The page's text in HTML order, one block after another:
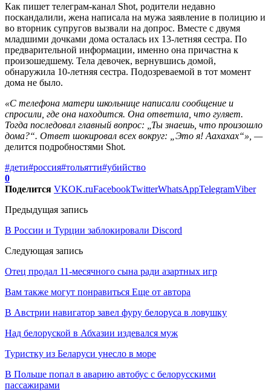
Как пишет телеграм-канал Shot, родители недавно
поскандалили, жена написала на мужа заявление в полицию и
во вторник супругов вызвали на допрос. Вместе с двумя
младшими дочками дома осталась их 13-летняя сестра. По
предварительной информации, именно она причастна к
произошедшему. Тела девочек, вернувшись домой,
обнаружила 10-летняя сестра. Подозреваемой в тот момент
дома не было.
«С телефона матери школьнице написали сообщение и
спросили, где она находится. Она ответила, что гуляет.
Тогда последовал главный вопрос: „Ты знаешь, что произошло
дома?“. Ответ шокировал всех вокруг: „Это я! Аахахах“», —
делится подробностями Shot.
#дети#россия#тольятти#убийство
0
Поделится VKOK.ruFacebookTwitterWhatsAppTelegramViber
Предыдущая запись
В России и Турции заблокировали Discord
Следующая запись
Отец продал 11-месячного сына ради азартных игр
Вам также могут понравиться Еще от автора
В Австрии навигатор завел фуру белоруса в ловушку
Над белоруской в Абхазии издевался муж
Туристку из Беларуси унесло в море
В Польше попал в аварию автобус с белорусскими
пассажирами